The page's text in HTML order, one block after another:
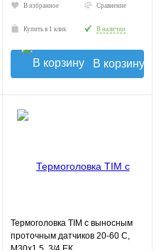
В избранное Сравнение
Купить в 1 клик В наличии
В корзину
Термоголовка TIM с выносным
проточным датчиков 20-60 С,